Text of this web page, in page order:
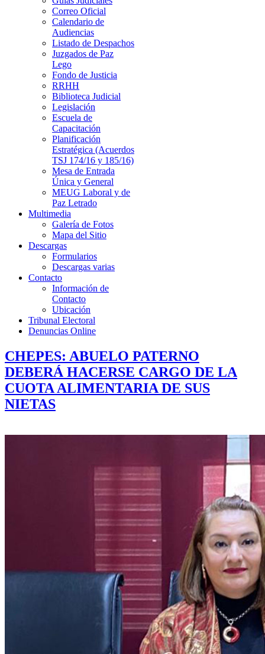
Correo Oficial
Calendario de
Audiencias
Listado de Despachos
Juzgados de Paz
Lego
Fondo de Justicia
RRHH
Biblioteca Judicial
Legislación
Escuela de
Capacitación
Planificación
Estratégica (Acuerdos
TSJ 174/16 y 185/16)
Mesa de Entrada
Única y General
MEUG Laboral y de
Paz Letrado
Multimedia
Galería de Fotos
Mapa del Sitio
Descargas
Formularios
Descargas varias
Contacto
Información de
Contacto
Ubicación
Tribunal Electoral
Denuncias Online
CHEPES: ABUELO PATERNO
DEBERÁ HACERSE CARGO DE LA
CUOTA ALIMENTARIA DE SUS
NIETAS